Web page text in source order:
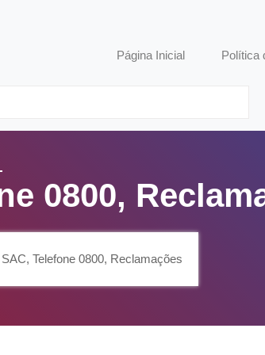
Página Inicial Política
0800,
Telefone 0800, Reclamações